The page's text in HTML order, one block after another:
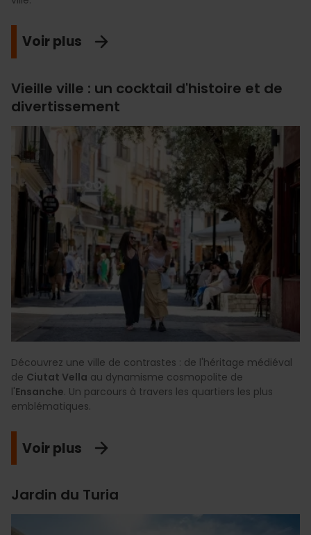
Voir plus
Vieille ville : un cocktail d'histoire et de
divertissement
Découvrez une ville de contrastes : de l'héritage médiéval
de Ciutat Vella au dynamisme cosmopolite de
l'Ensanche. Un parcours à travers les quartiers les plus
emblématiques.
Voir plus
Jardin du Turia